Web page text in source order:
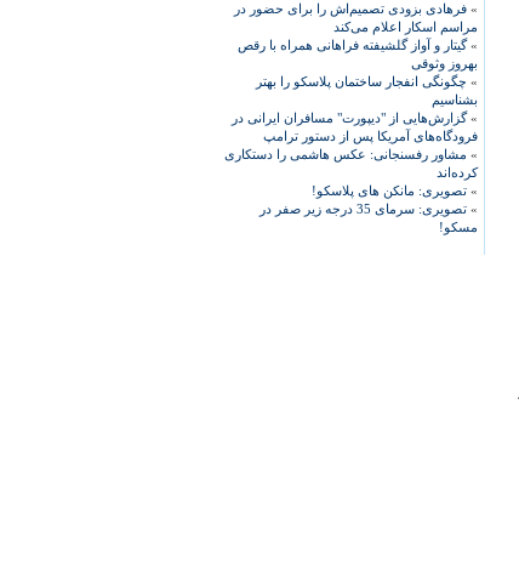
» فرهادی بزودی تصمیم‌اش را برای حضور در
مراسم اسکار اعلام می‌کند
»گیتار و آواز گلشیفته فراهانی همراه با رقص
بهروز وثوقی
» چگونگی انفجار ساختمان پلاسکو را بهتر
بشناسیم
»گزارش‌هایی از "دیپورت" مسافران ایرانی در
فرودگاه‌های آمریکا پس از دستور ترامپ
» مشاور رفسنجانی: عکس هاشمی را دستکاری
کرده‌اند
» تصویری: مانکن های پلاسکو!
»
تصویری: سرمای 35 درجه زیر صفر در
مسکو!